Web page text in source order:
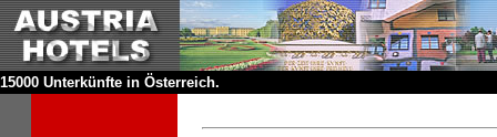
15000 Unterkünfte in Österreich.